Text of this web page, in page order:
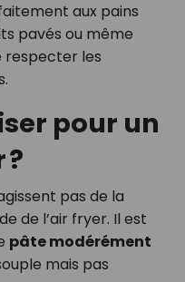
aux pains
pavés ou même
respecter les
pour un
pas de la
de l’air fryer. Il est
pâte modérément
mais pas